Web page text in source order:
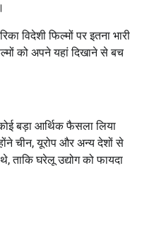
विदेशी फिल्मों पर इतना भारी
को अपने यहां दिखाने से बच
बड़ा आर्थिक फैसला लिया
चीन, यूरोप और अन्य देशों से
ताकि घरेलू उद्योग को फायदा